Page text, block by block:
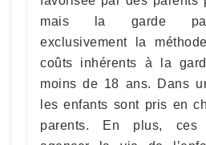
mais la garde
exclusivement la
coûts inhérents à la
moins de 18 ans. Dans
les enfants sont pris en
parents. En plus, ces